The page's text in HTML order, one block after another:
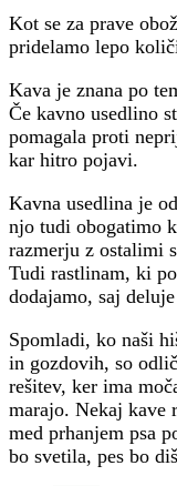
Kot se za prave
pridelamo lepo
Kava je znana po
Če kavno usedlino
pomagala proti
kar hitro pojavi.
Kavna usedlina je
njo tudi obogatimo
razmerju z ostalimi
Tudi rastlinam, ki
dodajamo, saj
Spomladi, ko naši
in gozdovih, so
rešitev, ker ima
marajo. Nekaj kave
med prhanjem psa
bo svetila, pes bo